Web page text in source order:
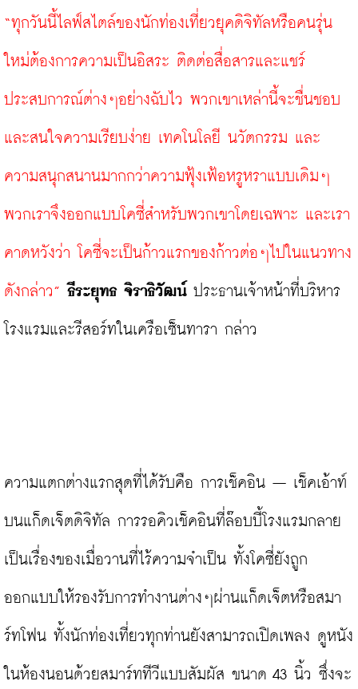
“ทุกวันนี้ไลฟ์สไตล์ของนักท่องเที่ยวยุคดิจิทัลหรือคนรุ่น
ใหม่ต้องการความเป็นอิสระ ติดต่อสื่อสารและแชร์
ประสบการณ์ต่างๆอย่างฉับไว พวกเขาเหล่านี้จะชื่นชอบ
และสนใจความเรียบง่าย เทคโนโลยี นวัตกรรม และ
ความสนุกสนานมากกว่าความฟุ้งเฟ้อหรูหราแบบเดิมๆ
พวกเราจึงออกแบบโคซี่สำหรับพวกเขาโดยเฉพาะ และเรา
คาดหวังว่า โคซี่จะเป็นก้าวแรกของก้าวต่อๆไปในแนวทาง
ดังกล่าว” ธีระยุทธ จิราธิวัฒน์ ประธานเจ้าหน้าที่บริหาร
โรงแรมและรีสอร์ทในเครือเซ็นทารา กล่าว
ความแตกต่างแรกสุดที่ได้รับคือ การเช็คอิน – เช็คเอ้าท์
บนแก็ดเจ็ตดิจิทัล การรอคิวเช็คอินที่ล๊อบบี้โรงแรมกลาย
เป็นเรื่องของเมื่อวานที่ไร้ความจำเป็น ทั้งโคซี่ยังถูก
ออกแบบให้รองรับการทำงานต่างๆผ่านแก็ดเจ็ตหรือสมา
ร์ทโฟน ทั้งนักท่องเที่ยวทุกท่านยังสามารถเปิดเพลง ดูหนัง
ในห้องนอนด้วยสมาร์ททีวีแบบสัมผัส ขนาด 43 นิ้ว ซึ่งจะ